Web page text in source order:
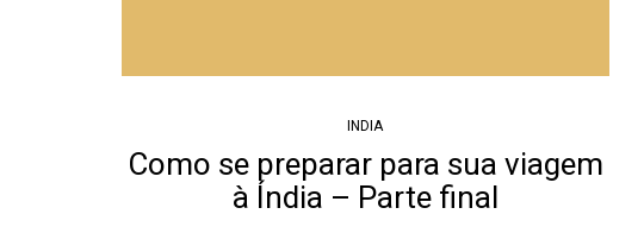
INDIA
Como se preparar para sua viagem
à Índia – Parte final